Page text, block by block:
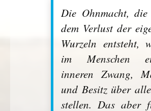
Die Ohnmacht,
dem Verlust der
Wurzeln entsteht,
im Menschen
inneren Zwang,
und Besitz über
stellen. Das aber